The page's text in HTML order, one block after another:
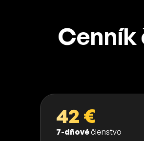
Cenník
42 €
7-dňovéčlenstvo